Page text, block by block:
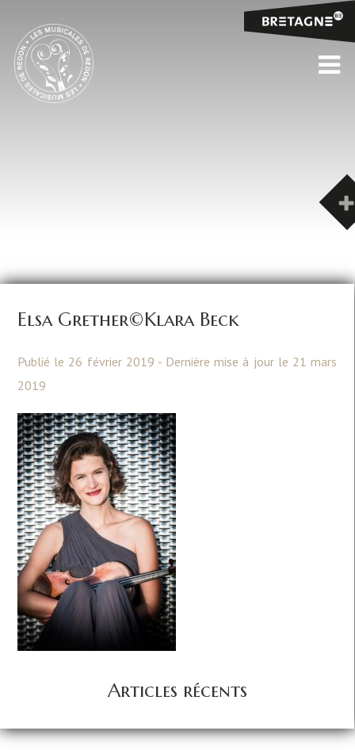
Elsa Grether©Klara Beck
Publié le 26 février 2019 - Dernière mise à jour le 21 mars
2019
Articles récents